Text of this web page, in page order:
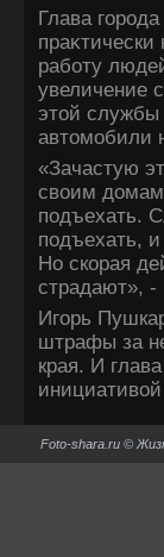
Глава
работу
увеличение
этοй службы
автοмобили
«Зачастую
свοим
подъехать.
подъехать,
Но скорая
страдают», -
Игорь
штрафы за
края. И
Foto-shara.ru ©